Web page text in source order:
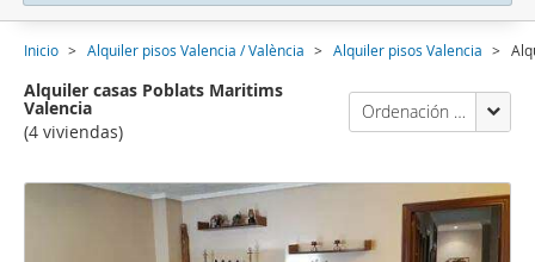
Inicio Alquiler pisos Valencia / València Alquiler pisos Valencia
Alquiler casas Poblats Maritims
Valencia
(4 viviendas)
Ordenación Enalquiler